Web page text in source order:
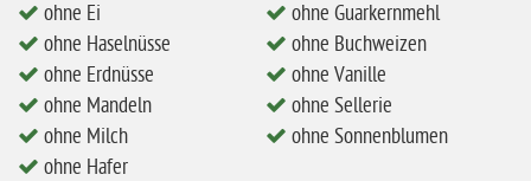
ohne Reis
ohne Mais
ohne Senf
ohne Sesam
ohne Ei
ohne Haselnüsse
ohne Erdnüsse
ohne Mandeln
ohne Milch
ohne Hafer
ohne Guarkernmehl
ohne Buchweizen
ohne Vanille
ohne Sellerie
ohne Sonnenblumen